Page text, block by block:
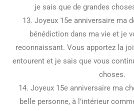
je sais que de grandes
13. Joyeux 15e anniversaire ma
bénédiction dans ma vie et je
reconnaissant. Vous apportez la
entourent et je sais que vous
choses.
14. Joyeux 15e anniversaire ma
belle personne, à l’intérieur